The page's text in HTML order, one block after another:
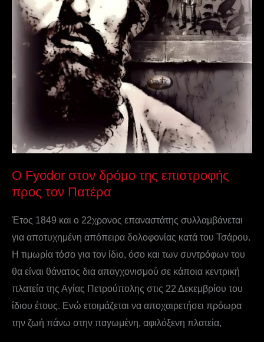
Ο Fyodor στον δρόμο της επιστροφής
προς τον Πατέρα
Έτος 1849 και ο 22χρονος επαναστάτης συλλαμβάνεται
για αποτυχημένη απόπειρα δολοφονίας κατά του Τσάρου.
Η τιμωρία τόσο για τον ίδιο, όσο και των συντρόφων του
θα είναι θάνατος δια απαγχονισμού σε κάποια κεντρική
πλατεία της Αγίας Πετρούπολης στις 22 Δεκεμβρίου του
ίδιου έτους. Ενώ ετοιμάζεται να αποχαιρετήσει πρόωρα
την ζωή πάνω στην παγωμένη, αφιλόξενη πλατεία,